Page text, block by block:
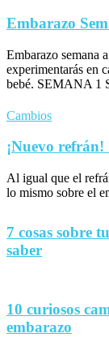
Embarazo
Embarazo semana
experimentarás en
bebé. SEMANA 1
Cambios
¡Nuevo
Al igual que el
lo mismo sobre el
7 cosas sobre
saber
10 curiosos
embarazo